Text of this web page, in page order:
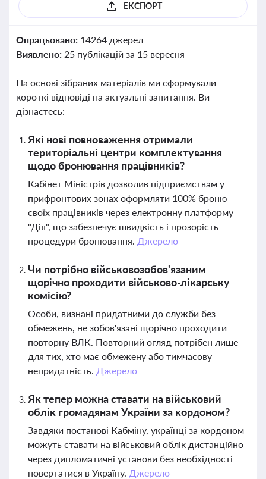
ЕКСПОРТ
Опрацьовано: 14264 джерел
Виявлено: 25 публікацій за 15 вересня
На основі зібраних матеріалів ми сформували
короткі відповіді на актуальні запитання. Ви
дізнаєтесь:
Які нові повноваження отримали
територіальні центри комплектування
щодо бронювання працівників?
Кабінет Міністрів дозволив підприємствам у
прифронтових зонах оформляти 100% броню
своїх працівників через електронну платформу
"Дія", що забезпечує швидкість і прозорість
процедури бронювання. Джерело
Чи потрібно військовозобов'язаним
щорічно проходити військово-лікарську
комісію?
Особи, визнані придатними до служби без
обмежень, не зобов'язані щорічно проходити
повторну ВЛК. Повторний огляд потрібен лише
для тих, хто має обмежену або тимчасову
непридатність. Джерело
Як тепер можна ставати на військовий
облік громадянам України за кордоном?
Завдяки постанові Кабміну, українці за кордоном
можуть ставати на військовий облік дистанційно
через дипломатичні установи без необхідності
повертатися в Україну. Джерело